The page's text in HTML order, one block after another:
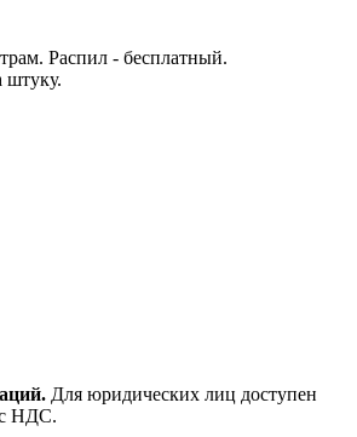
Распил - бесплатный.
штуку.
Для юридических лиц доступен
с НДС.